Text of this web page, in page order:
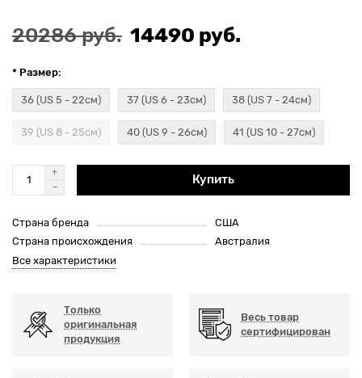
20286 руб. 14490 руб.
* Размер:
36 (US 5 - 22см) 37 (US 6 - 23см) 38 (US 7 - 24см)
39 (US 8 - 25см) 40 (US 9 - 26см) 41 (US 10 - 27см)
Купить
Страна бренда
США
Страна происхождения
Австралия
Все характеристики
Только
оригинальная
продукция
Весь товар
сертифицирован